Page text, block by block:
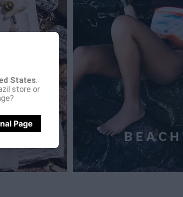
States.
store or
Page